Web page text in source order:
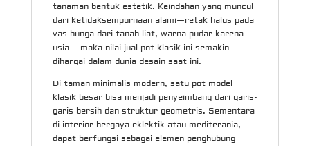
tanaman bentuk estetik. Keindahan yang muncul
dari ketidaksempurnaan alami—retak halus pada
vas bunga dari tanah liat, warna pudar karena
usia— maka nilai jual pot klasik ini semakin
dihargai dalam dunia desain saat ini.
Di taman minimalis modern, satu pot model
klasik besar bisa menjadi penyeimbang dari garis-
garis bersih dan struktur geometris. Sementara
di interior bergaya eklektik atau mediterania,
dapat berfungsi sebagai elemen penghubung